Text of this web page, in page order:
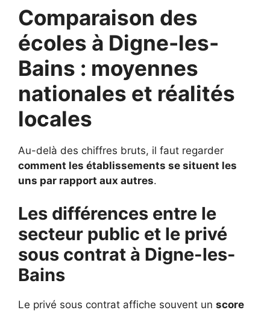
Comparaison des
écoles à Digne-les-
Bains : moyennes
nationales et réalités
locales
Au-delà des chiffres bruts, il faut regarder
comment les établissements se situent les
uns par rapport aux autres.
Les différences entre le
secteur public et le privé
sous contrat à Digne-les-
Bains
Le privé sous contrat affiche souvent un score